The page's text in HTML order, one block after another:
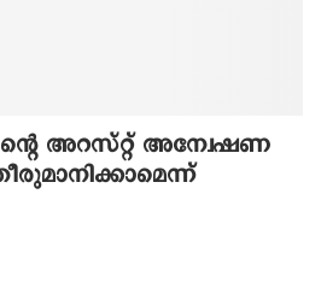
അറസ്റ്റ് അന്വേഷണ